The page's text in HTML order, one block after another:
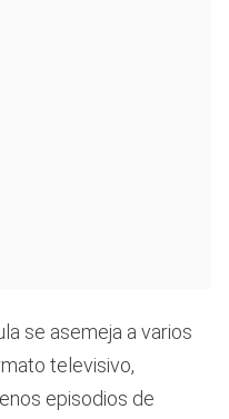
se asemeja a varios
televisivo,
episodios de